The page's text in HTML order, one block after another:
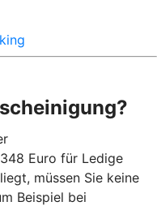
Euro für Ledige
müssen Sie keine
Beispiel bei